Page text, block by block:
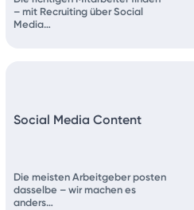
– mit Recruiting über Social
Media…
Social Media Content
Die meisten Arbeitgeber posten
dasselbe – wir machen es
anders…